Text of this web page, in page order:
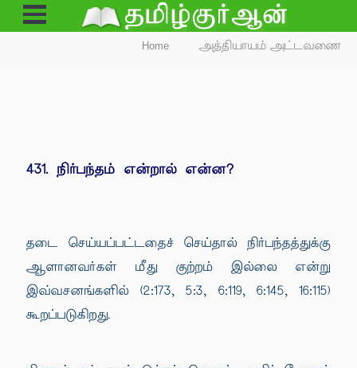
Open
Menu
Home அத்தியாயம் அட்டவணை
431. நிர்பந்தம் என்றால் என்ன?
தடை செய்யப்பட்டதைச் செய்தால் நிர்பந்தத்துக்கு
ஆளானவர்கள் மீது குற்றம் இல்லை என்று
இவ்வசனங்களில் (2:173, 5:3, 6:119, 6:145, 16:115)
கூறப்படுகிறது.